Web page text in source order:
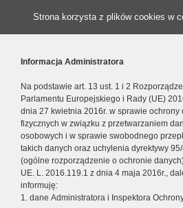
Strona korzysta z plików cookies w
Informacja Administratora
Na podstawie art. 13 ust. 1 i 2
Parlamentu Europejskiego i Rady (UE)
dnia 27 kwietnia 2016r. w sprawie ochrony
fizycznych w związku z przetwarzaniem
osobowych i w sprawie swobodnego
takich danych oraz uchylenia dyrektywy
(ogólne rozporządzenie o ochronie
UE. L. 2016.119.1 z dnia 4 maja 2016r.,
informuję:
1. dane Administratora i Inspektora